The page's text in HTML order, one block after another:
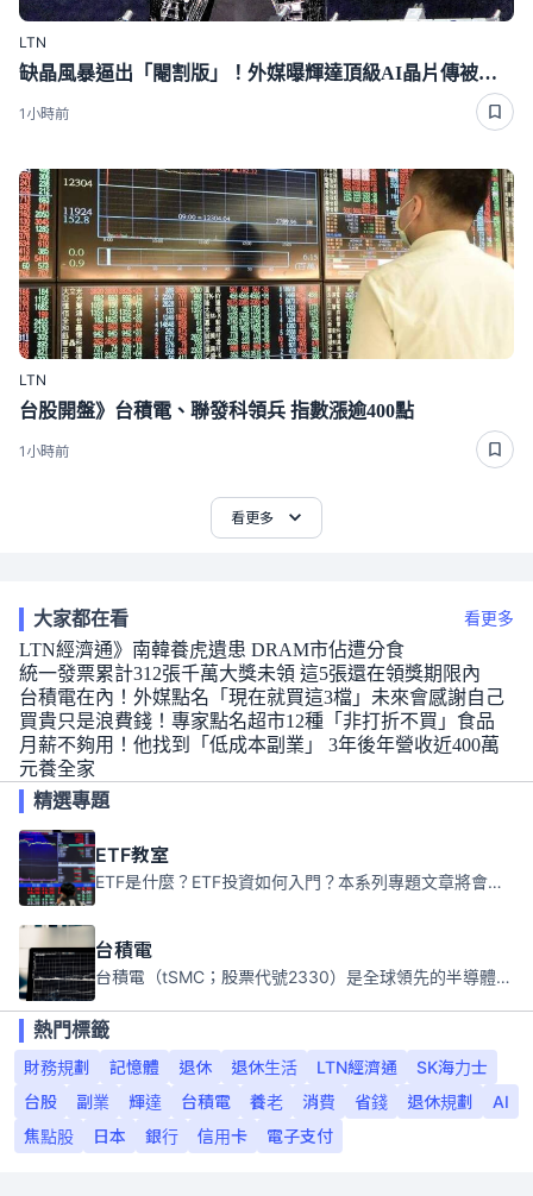
LTN
缺晶風暴逼出「閹割版」！外媒曝輝達頂級AI晶片傳被迫降規
1小時前
LTN
台股開盤》台積電、聯發科領兵 指數漲逾400點
1小時前
看更多
大家都在看 看更多
LTN經濟通》南韓養虎遺患 DRAM市佔遭分食
統一發票累計312張千萬大獎未領 這5張還在領獎期限內
台積電在內！外媒點名「現在就買這3檔」未來會感謝自己
買貴只是浪費錢！專家點名超市12種「非打折不買」食品
月薪不夠用！他找到「低成本副業」 3年後年營收近400萬
元養全家
精選專題
ETF教室
ETF是什麼？ETF投資如何入門？本系列專題文章將會告訴你新手必須知道的ETF基礎知識。
台積電
台積電（tSMC；股票代號2330）是全球領先的半導體代工公司，成立於1987年，總部位於台灣新竹。且已於美國、日本、德國及中國設廠，台積電是全球首家專業積體電路製造服務公司，也是全球最先進和最大規模的半導體代工廠。
熱門標籤
財務規劃
記憶體 退休 退休生活 LTN經濟通
SK海力士
台股
副業 輝達 台積電 養老 消費 省錢 退休規劃
AI
焦點股
日本 銀行 信用卡 電子支付